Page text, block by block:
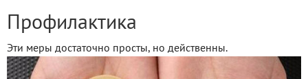
Профилактика
Эти меры достаточно просты, но действенны.